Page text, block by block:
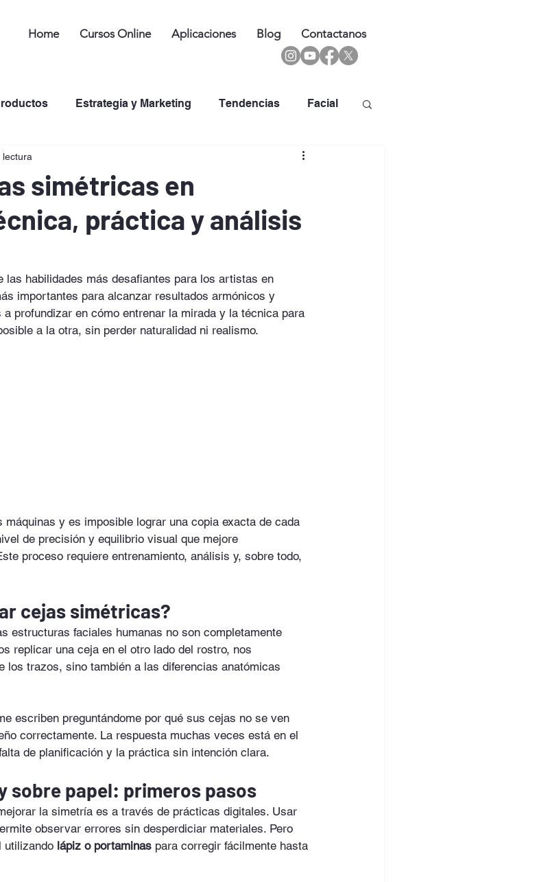
Home Cursos Online Aplicaciones Blog Contactanos
Estrategia y Marketing Tendencias Facial
en PMU
simétricas en
práctica y análisis
lectura
las habilidades más desafiantes para los artistas en
importantes para alcanzar resultados armónicos y
profundizar en cómo entrenar la mirada y la técnica para
a la otra, sin perder naturalidad ni realismo.
máquinas y es imposible lograr una copia exacta de cada
de precisión y equilibrio visual que mejore
proceso requiere entrenamiento, análisis y, sobre todo,
cejas simétricas?
estructuras faciales humanas no son completamente
replicar una ceja en el otro lado del rostro, nos
los trazos, sino también a las diferencias anatómicas
escriben preguntándome por qué sus cejas no se ven
correctamente. La respuesta muchas veces está en el
de planificación y la práctica sin intención clara.
sobre papel: primeros pasos
la simetría es a través de prácticas digitales. Usar
observar errores sin desperdiciar materiales. Pero
utilizando lápiz o portaminas para corregir fácilmente hasta